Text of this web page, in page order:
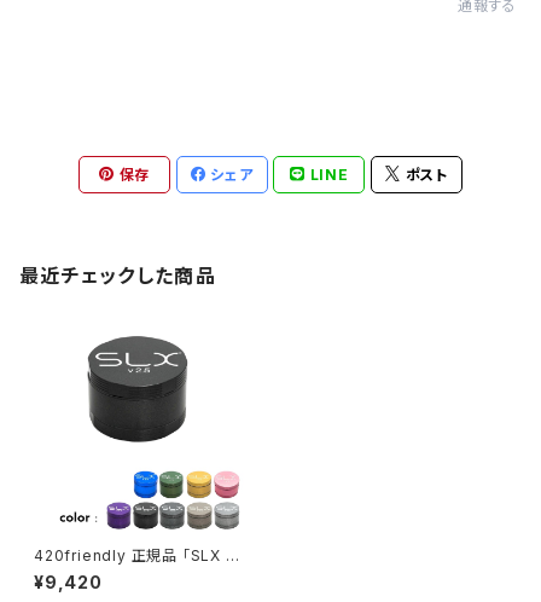
通報する
保存 シェア LINE ポスト
最近チェックした商品
420friendly 正規品 「SLX V
2.5」グラインダー (ポケットサイ
ズ50mm）全9色
¥9,420